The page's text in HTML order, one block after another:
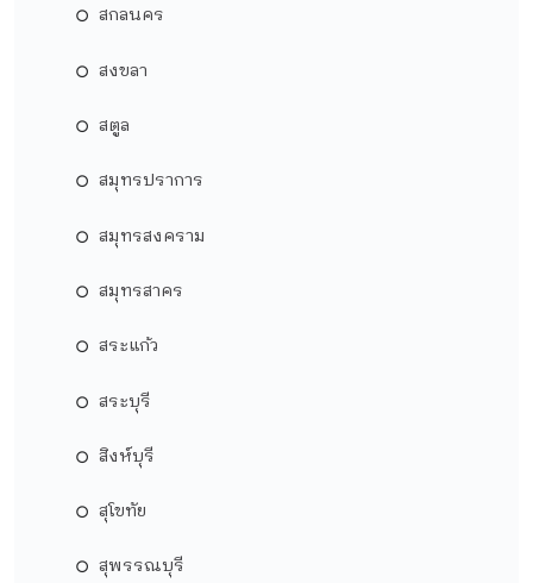
สกลนคร
สงขลา
สตูล
สมุทรปราการ
สมุทรสงคราม
สมุทรสาคร
สระแก้ว
สระบุรี
สิงห์บุรี
สุโขทัย
สุพรรณบุรี